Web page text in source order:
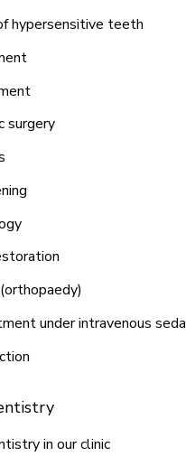
hypersensitive teeth
surgery
under intravenous
in our clinic